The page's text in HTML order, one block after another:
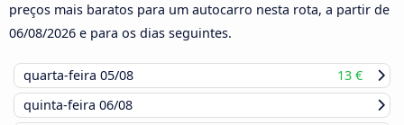
preços mais baratos para um autocarro nesta rota, a partir de
06/08/2026 e para os dias seguintes.
quarta-feira 05/08
13 €
quinta-feira 06/08